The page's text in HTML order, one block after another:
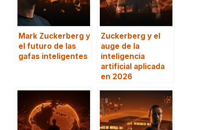
Mark Zuckerberg y
el futuro de las
gafas inteligentes
Zuckerberg y el
auge de la
inteligencia
artificial aplicada
en 2026